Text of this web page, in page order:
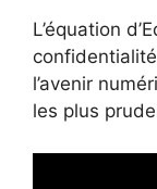
L’équation
l’avenir
les plus